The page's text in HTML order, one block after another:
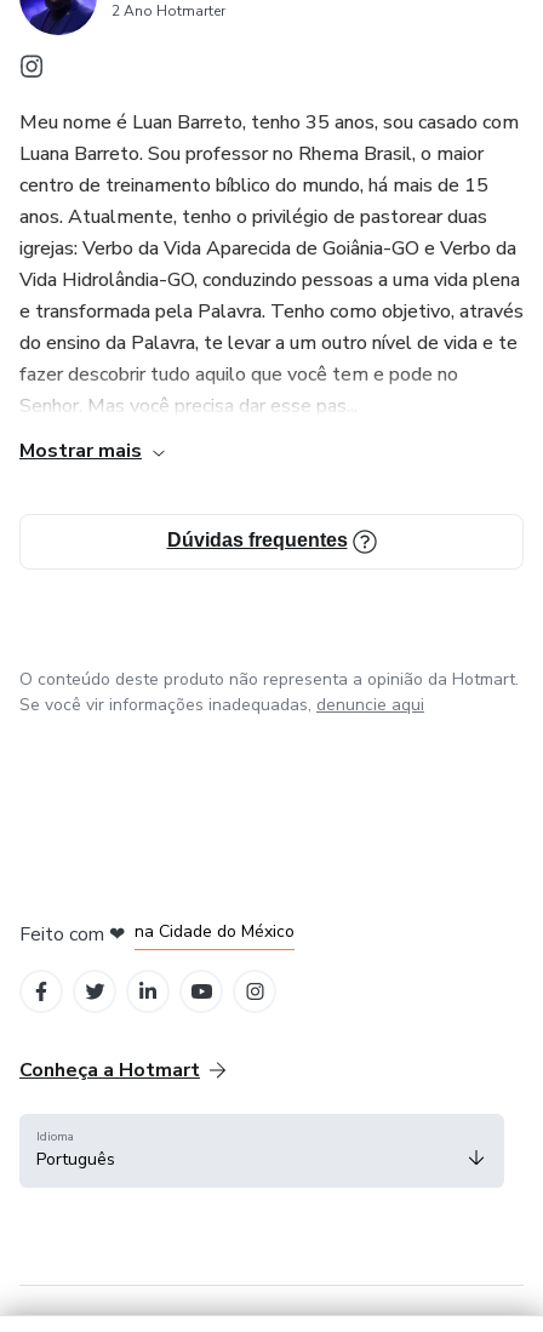
2 Ano Hotmarter
Meu nome é Luan Barreto, tenho 35 anos, sou casado com
Luana Barreto. Sou professor no Rhema Brasil, o maior
centro de treinamento bíblico do mundo, há mais de 15
anos. Atualmente, tenho o privilégio de pastorear duas
igrejas: Verbo da Vida Aparecida de Goiânia-GO e Verbo da
Vida Hidrolândia-GO, conduzindo pessoas a uma vida plena
e transformada pela Palavra. Tenho como objetivo, através
do ensino da Palavra, te levar a um outro nível de vida e te
fazer descobrir tudo aquilo que você tem e pode no
Senhor. Mas você precisa dar esse pas...
Mostrar mais
Dúvidas frequentes
O conteúdo deste produto não representa a opinião da Hotmart.
Se você vir informações inadequadas, denuncie aqui
Feito com ❤ na Cidade do México
Conheça a Hotmart
Idioma
Português